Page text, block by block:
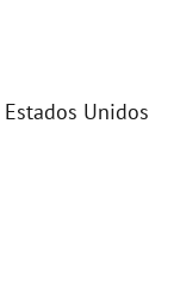
Estados Unidos